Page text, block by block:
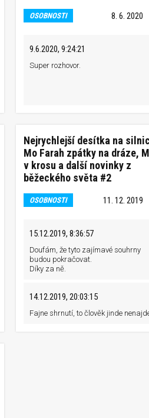
OSOBNOSTI 8. 6. 2020
9.6.2020, 9:24:21
Super rozhovor.
Nejrychlejší desítka na
Mo Farah zpátky na dráze,
v krosu a další novinky z
běžeckého světa #2
OSOBNOSTI 11. 12. 2019
15.12.2019, 8:36:57
Doufám, že tyto zajímavé souhrny
budou pokračovat.
Díky za ně.
14.12.2019, 20:03:15
Fajne shrnutí, to člověk jinde